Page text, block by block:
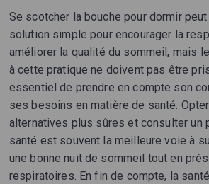
Se scotcher la bouche pour dormir
solution simple pour encourager la
améliorer la qualité du sommeil, mais
à cette pratique ne doivent pas être
essentiel de prendre en compte son
ses besoins en matière de santé.
alternatives plus sûres et consulter un
santé est souvent la meilleure voie à
une bonne nuit de sommeil tout en
respiratoires. En fin de compte, la